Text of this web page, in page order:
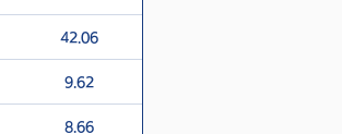
42.06
9.62
8.66